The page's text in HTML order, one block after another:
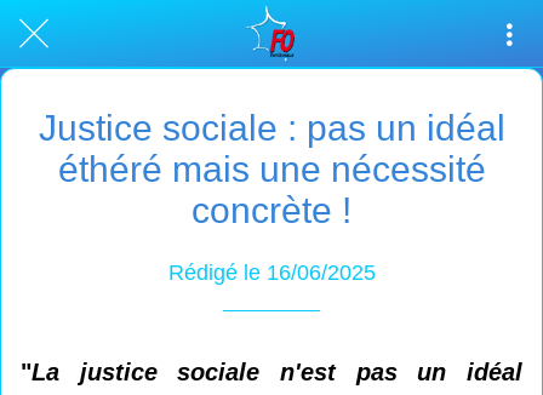
Justice sociale : pas un idéal
éthéré mais une nécessité
concrète !
Rédigé le 16/06/2025
"La justice sociale n'est pas un idéal